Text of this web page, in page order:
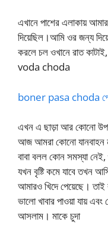
এখানে পাশের এলাকায়
দিয়েছিল।আমি ওর জন্য
করলে চল ওখানে রাত
voda choda
boner pasa choda
এখন এ ছাড়া আর কোনো
আজ আমরা কোনো যানবাহন
বাবা বলল কোন সমস্যা
যখন বৃষ্টি কমে যাবে তখন
আমারও খিদে পেয়েছে।
ভালো খাবার পাওয়া যায় এবং
আসলাম। মাকে চুদা